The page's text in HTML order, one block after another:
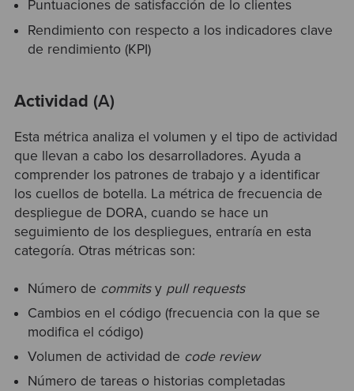
Puntuaciones de satisfacción de lo clientes
Rendimiento con respecto a los indicadores clave
de rendimiento (KPI)
Actividad (A)
Esta métrica analiza el volumen y el tipo de actividad
que llevan a cabo los desarrolladores. Ayuda a
comprender los patrones de trabajo y a identificar
los cuellos de botella. La métrica de frecuencia de
despliegue de DORA, cuando se hace un
seguimiento de los despliegues, entraría en esta
categoría. Otras métricas son:
Número de commitsy pull requests
Cambios en el código (frecuencia con la que se
modifica el código)
Volumen de actividad de code review
Número de tareas o historias completadas